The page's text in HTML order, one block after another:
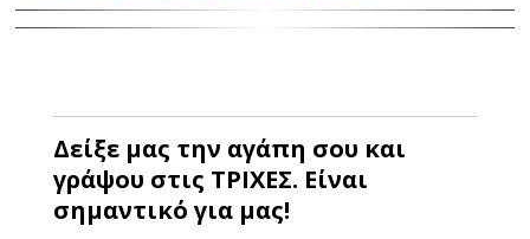
Δείξε μας την αγάπη σου και
γράψου στις ΤΡΙΧΕΣ. Είναι
σημαντικό για μας!